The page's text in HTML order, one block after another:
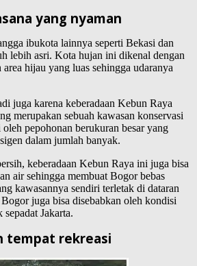
yang nyaman
ibukota lainnya seperti Bekasi dan
lebih asri. Kota hujan ini dikenal dengan
hijau yang luas sehingga udaranya
juga karena keberadaan Kebun Raya
merupakan sebuah kawasan konservasi
pepohonan berukuran besar yang
dalam jumlah banyak.
keberadaan Kebun Raya ini juga bisa
air sehingga membuat Bogor bebas
kawasannya sendiri terletak di dataran
juga bisa disebabkan oleh kondisi
Jakarta.
tempat rekreasi